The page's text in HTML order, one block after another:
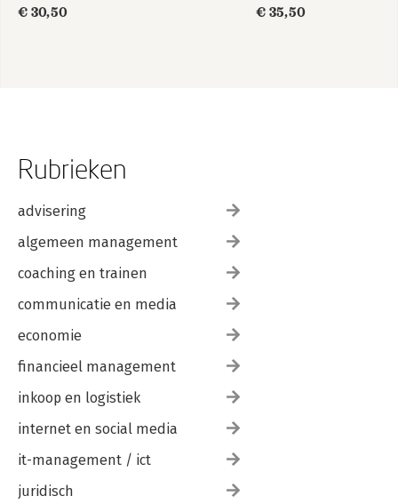
€ 30,50
€ 35,50
Rubrieken
advisering
algemeen management
coaching en trainen
communicatie en media
economie
financieel management
inkoop en logistiek
internet en social media
it-management / ict
juridisch